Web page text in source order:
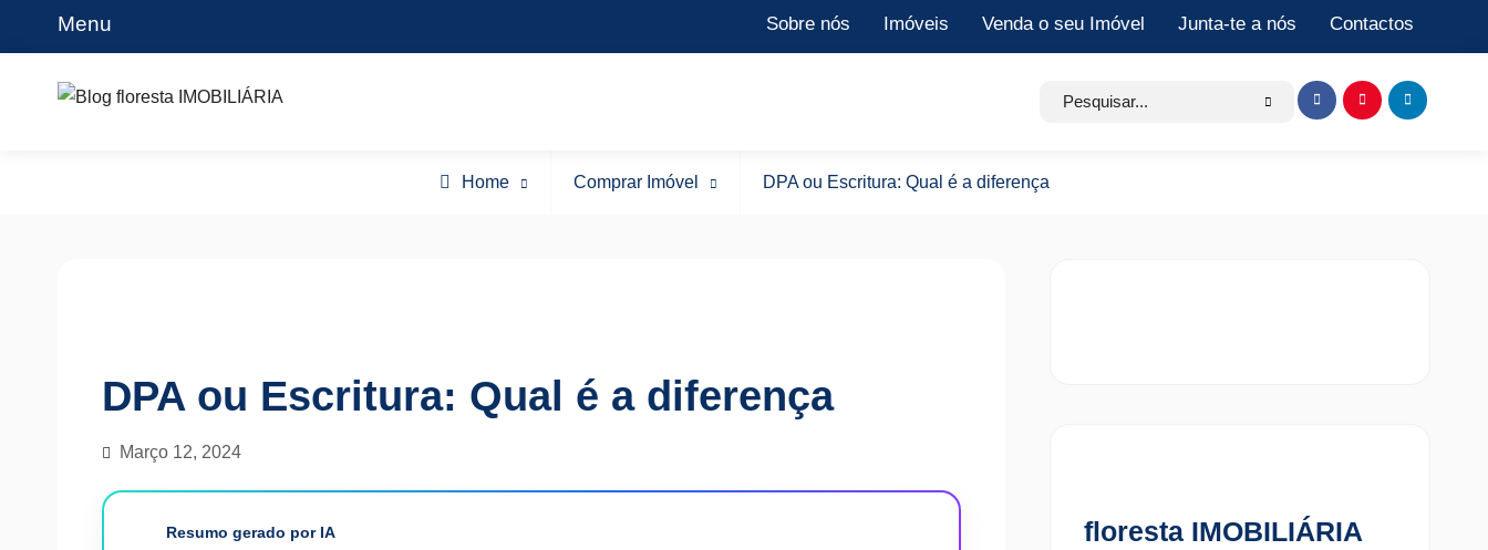
Menu Sobre nós Imóveis Venda o seu Imóvel Junta-te a nós Contactos
Blog floresta IMOBILIÁRIA
Search
Item
Item
Item
Home
Comprar Imóvel DPA ou Escritura: Qual é a diferença
DPA ou Escritura: Qual é a diferença
Março 12, 2024
Resumo gerado por IA floresta IMOBILIÁRIA